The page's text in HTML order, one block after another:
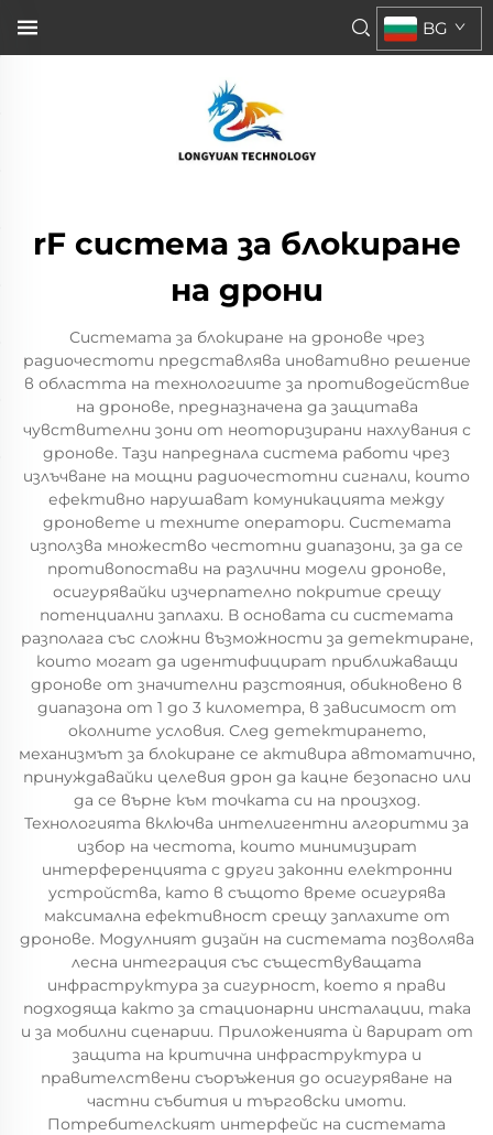
BG
rF система за блокиране
на дрони
Системата за блокиране на дронове чрез
радиочестоти представлява иновативно решение
в областта на технологиите за противодействие
на дронове, предназначена да защитава
чувствителни зони от неоторизирани нахлувания с
дронове. Тази напреднала система работи чрез
излъчване на мощни радиочестотни сигнали, които
ефективно нарушават комуникацията между
дроновете и техните оператори. Системата
използва множество честотни диапазони, за да се
противопостави на различни модели дронове,
осигурявайки изчерпателно покритие срещу
потенциални заплахи. В основата си системата
разполага със сложни възможности за детектиране,
които могат да идентифицират приближаващи
дронове от значителни разстояния, обикновено в
диапазона от 1 до 3 километра, в зависимост от
околните условия. След детектирането,
механизмът за блокиране се активира автоматично,
принуждавайки целевия дрон да кацне безопасно или
да се върне към точката си на произход.
Технологията включва интелигентни алгоритми за
избор на честота, които минимизират
интерференцията с други законни електронни
устройства, като в същото време осигурява
максимална ефективност срещу заплахите от
дронове. Модулният дизайн на системата позволява
лесна интеграция със съществуващата
инфраструктура за сигурност, което я прави
подходяща както за стационарни инсталации, така
и за мобилни сценарии. Приложенията ѝ варират от
защита на критична инфраструктура и
правителствени съоръжения до осигуряване на
частни събития и търговски имоти.
Потребителският интерфейс на системата